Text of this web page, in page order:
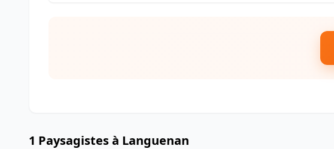
1 Paysagistes à Languenan